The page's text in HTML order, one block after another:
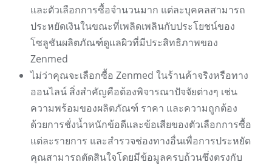
และตัวเลือกการซื้อจำนวนมาก แต่ละบุคคลสามารถ
ประหยัดเงินในขณะที่เพลิดเพลินกับประโยชน์ของ
โซลูชันผลิตภัณฑ์ดูแลผิวที่มีประสิทธิภาพของ
Zenmed
ไม่ว่าคุณจะเลือกซื้อ Zenmed ในร้านค้าจริงหรือทาง
ออนไลน์ สิ่งสำคัญคือต้องพิจารณาปัจจัยต่างๆ เช่น
ความพร้อมของผลิตภัณฑ์ ราคา และความถูกต้อง
ด้วยการชั่งน้ำหนักข้อดีและข้อเสียของตัวเลือกการซื้อ
แต่ละรายการ และสำรวจช่องทางอื่นเพื่อการประหยัด
คุณสามารถตัดสินใจโดยมีข้อมูลครบถ้วนซึ่งตรงกับ